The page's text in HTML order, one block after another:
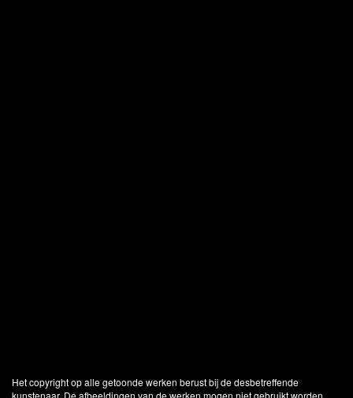
Het copyright op alle getoonde werken berust bij de desbetreffende
kunstenaar. De afbeeldingen van de werken mogen niet gebruikt worden